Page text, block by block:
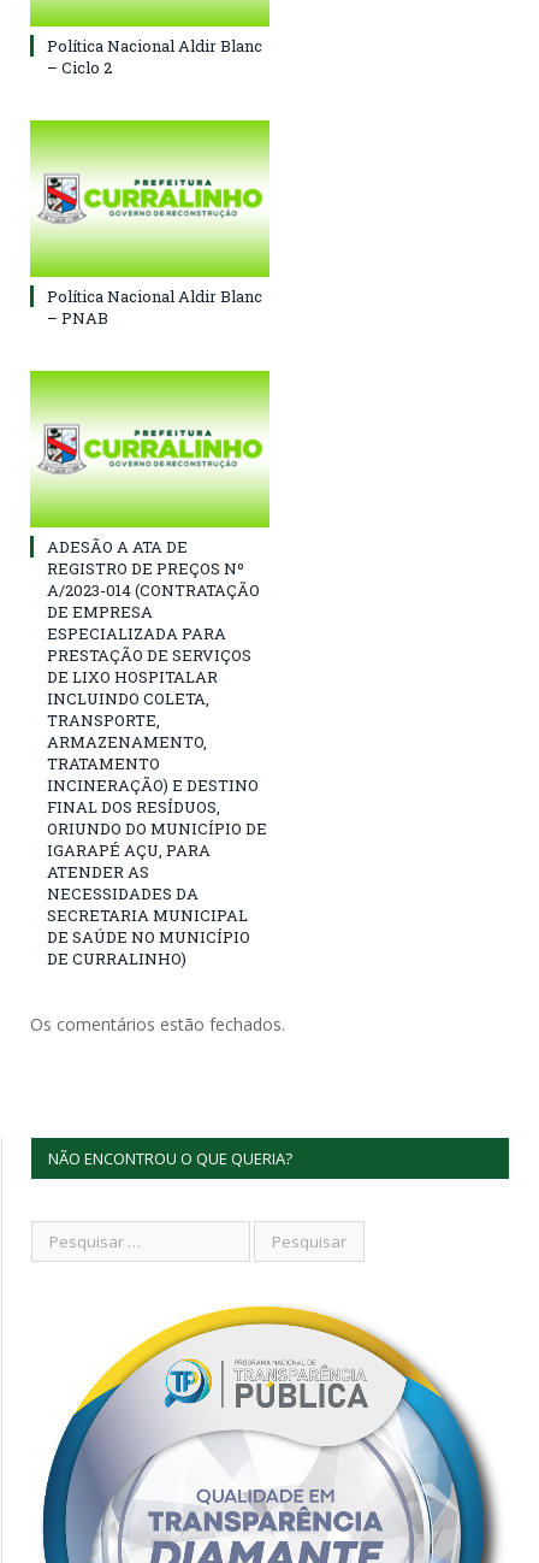
Política Nacional Aldir Blanc
– Ciclo 2
Política Nacional Aldir Blanc
– PNAB
ADESÃO A ATA DE
REGISTRO DE PREÇOS Nº
A/2023-014 (CONTRATAÇÃO
DE EMPRESA
ESPECIALIZADA PARA
PRESTAÇÃO DE SERVIÇOS
DE LIXO HOSPITALAR
INCLUINDO COLETA,
TRANSPORTE,
ARMAZENAMENTO,
TRATAMENTO
INCINERAÇÃO) E DESTINO
FINAL DOS RESÍDUOS,
ORIUNDO DO MUNICÍPIO DE
IGARAPÉ AÇU, PARA
ATENDER AS
NECESSIDADES DA
SECRETARIA MUNICIPAL
DE SAÚDE NO MUNICÍPIO
DE CURRALINHO)
Os comentários estão fechados.
NÃO ENCONTROU O QUE QUERIA?